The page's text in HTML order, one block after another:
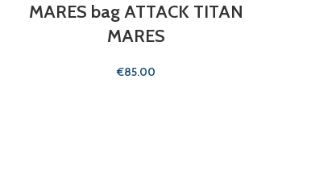
MARES bag ATTACK TITAN
MARES
€